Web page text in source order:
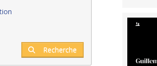
Recherche